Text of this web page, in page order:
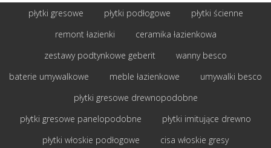
płytki gresowe płytki podłogowe
płytki ścienne
remont łazienki
ceramika łazienkowa
zestawy podtynkowe geberit
wanny besco
baterie umywalkowe
meble łazienkowe
umywalki besco
płytki gresowe drewnopodobne
płytki gresowe panelopodobne
płytki imitujące drewno
płytki włoskie podłogowe
cisa włoskie gresy